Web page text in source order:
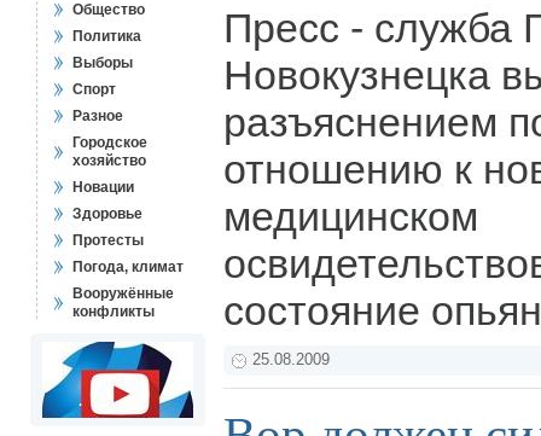
Общество
Политика
Выборы
Спорт
Разное
Городское
хозяйство
Новации
Здоровье
Протесты
Погода, климат
Вооружённые
конфликты
Пресс - служба
Новокузнецка
разъяснением
отношению к
медицинском
состояние
25.08.2009